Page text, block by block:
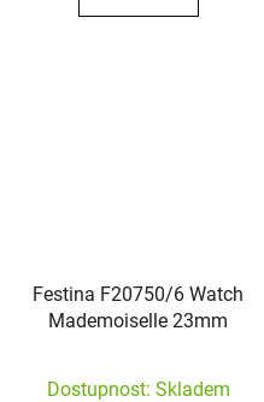
Festina F20750/6 Watch
Mademoiselle 23mm
Dostupnost: Skladem